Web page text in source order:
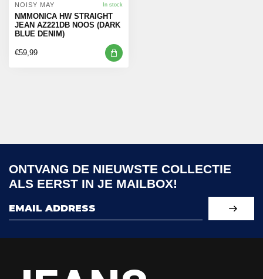
NOISY MAY In stock
NMMONICA HW STRAIGHT
JEAN AZ221DB NOOS (DARK
BLUE DENIM)
€59,99
ONTVANG DE NIEUWSTE COLLECTIE
ALS EERST IN JE MAILBOX!